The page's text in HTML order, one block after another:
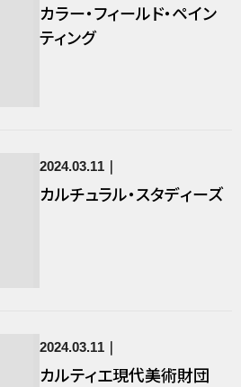
カラー・フィールド・ペイン
ティング
2024.03.11
カルチュラル・スタディーズ
2024.03.11
カルティエ現代美術財団